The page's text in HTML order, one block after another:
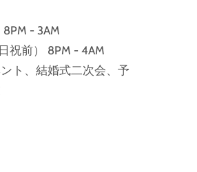
8PM - 3AM
祝前） 8PM - 4AM
ント、結婚式二次会、予